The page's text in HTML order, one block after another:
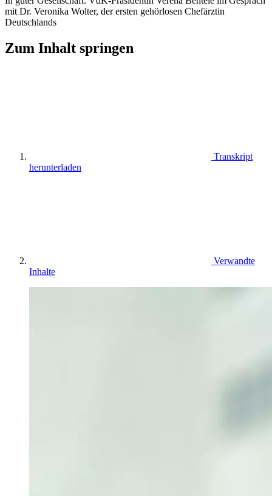
mit Dr. Veronika Wolter, der ersten gehörlosen Chefärztin
Deutschlands
Zum Inhalt springen
Transkript
herunterladen
Verwandte
Inhalte